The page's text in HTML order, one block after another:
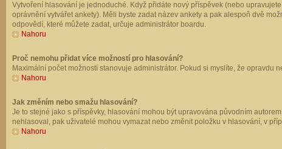
Vytvoření hlasování je jednoduché. Když přidáte nový příspěvek (nebo
oprávnění vytvářet ankety). Měli byste zadat název ankety a pak alespoň dvě
odpovědí, které můžete zadat, určuje administrátor boardu.
Nahoru
Proč nemohu přidat více možností pro hlasování?
Maximální počet možností stanovuje administrátor. Pokud si myslíte, že
Nahoru
Jak změním nebo smažu hlasování?
Je to stejné jako s příspěvky, hlasování mohou být upravována původním
nehlasoval, pak uživatelé mohou vymazat nebo změnit položku v hlasování, v
Nahoru